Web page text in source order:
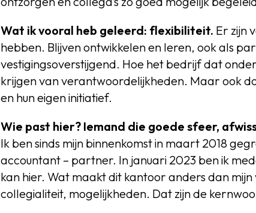
Wat ik vooral heb geleerd: flexibiliteit. Er zijn
hebben. Blijven ontwikkelen en leren, ook als
vestigingsoverstijgend. Hoe het bedrijf dat
krijgen van verantwoordelijkheden. Maar ook
en hun eigen initiatief.
Wie past hier? Iemand die goede sfeer,
Ik ben sinds mijn binnenkomst in maart 2018
accountant – partner. In januari 2023 ben ik
kan hier. Wat maakt dit kantoor anders dan
collegialiteit, mogelijkheden. Dat zijn de